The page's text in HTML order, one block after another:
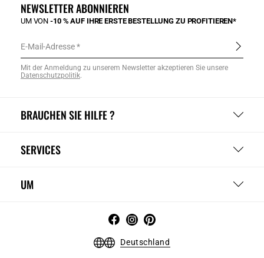
BRAUCHEN SIE HILFE ?
SERVICES
UM
NEWSLETTER ABONNIEREN
UM VON-10 % AUF IHRE ERSTE BESTELLUNG ZU PROFITIEREN*
E-Mail-Adresse
Mit der Anmeldung zu unserem Newsletter akzeptieren Sie unsere
Datenschutzpolitik.
Deutschland